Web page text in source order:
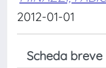
2012-01-01
Scheda breve